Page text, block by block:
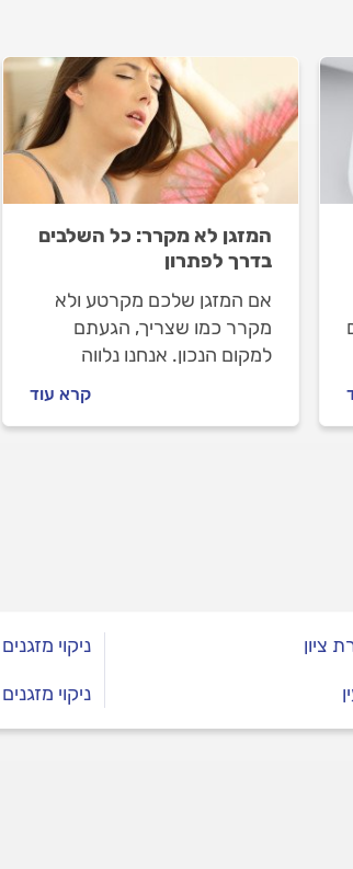
המזגן לא מקרר: כל השלבים
בדרך לפתרון
אם המזגן שלכם מקרטע ולא
מקרר כמו שצריך, הגעתם
למקום הנכון. אנחנו נלווה
לכם מה כדאי לעשות לפני
שמזמינים טכנאי מזגנים ואיך
קרא עוד
ציון
ניקוי
ניקוי